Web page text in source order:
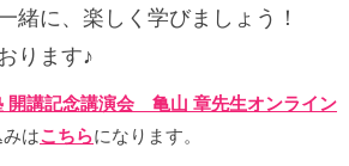
緒に、楽しく学びましょう！
ります♪
開講記念講演会 亀山 章先生オンライン
はこちらになります。